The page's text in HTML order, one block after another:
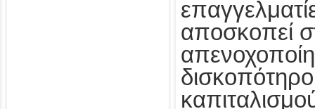
αποσκοπεί